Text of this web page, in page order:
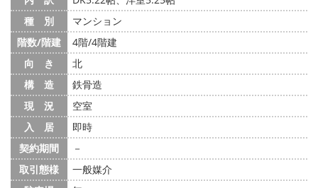
種 別
マンション
階数/階建
4階/4階建
向 き
北
構 造
鉄骨造
現 況
空室
入 居
即時
契約期間
－
取引態様
一般媒介